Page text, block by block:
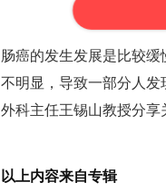
肠癌的发生发展是比较
不明显，导致一部分人
外科主任王锡山教授分享
以上内容来自专辑